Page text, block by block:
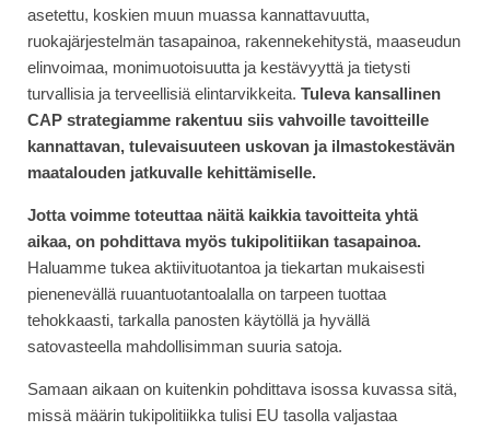
asetettu, koskien muun muassa kannattavuutta,
ruokajärjestelmän tasapainoa, rakennekehitystä, maaseudun
elinvoimaa, monimuotoisuutta ja kestävyyttä ja tietysti
turvallisia ja terveellisiä elintarvikkeita. Tuleva kansallinen
CAP strategiamme rakentuu siis vahvoille tavoitteille
kannattavan, tulevaisuuteen uskovan ja ilmastokestävän
maatalouden jatkuvalle kehittämiselle.
Jotta voimme toteuttaa näitä kaikkia tavoitteita yhtä
aikaa, on pohdittava myös tukipolitiikan tasapainoa.
Haluamme tukea aktiivituotantoa ja tiekartan mukaisesti
pienenevällä ruuantuotantoalalla on tarpeen tuottaa
tehokkaasti, tarkalla panosten käytöllä ja hyvällä
satovasteella mahdollisimman suuria satoja.
Samaan aikaan on kuitenkin pohdittava isossa kuvassa sitä,
missä määrin tukipolitiikka tulisi EU tasolla valjastaa